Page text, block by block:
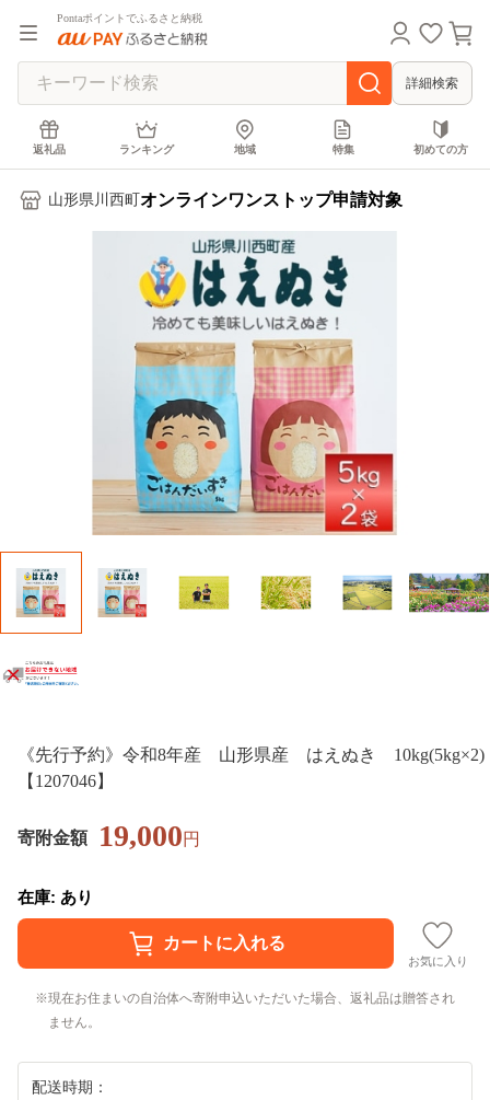
Pontaポイントでふるさと納税
詳細検索
返礼品 ランキング 地域 特集 初めての方
山形県川西町 オンラインワンストップ申請対象
《先行予約》令和8年産 山形県産 はえぬき 10kg(5kg×2)
【1207046】
寄附金額 19,000円
在庫: あり
お気に入り
現在お住まいの自治体へ寄附申込いただいた場合、返礼品は贈答され
ません。
配送時期：